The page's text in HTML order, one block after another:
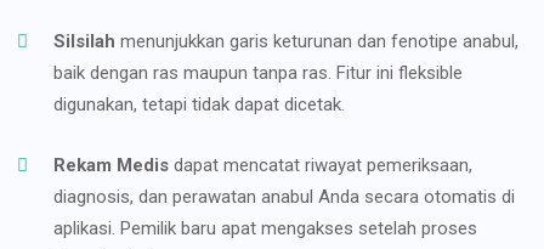
Silsilah menunjukkan garis keturunan dan fenotipe anabul,
baik dengan ras maupun tanpa ras. Fitur ini fleksible
digunakan, tetapi tidak dapat dicetak.
Rekam Medis dapat mencatat riwayat pemeriksaan,
diagnosis, dan perawatan anabul Anda secara otomatis di
aplikasi. Pemilik baru apat mengakses setelah proses